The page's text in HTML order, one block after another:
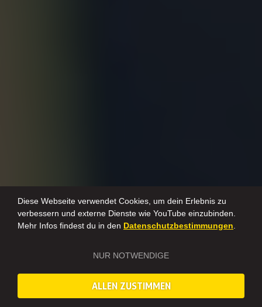
Diese Webseite verwendet Cookies, um dein Erlebnis zu
verbessern und externe Dienste wie YouTube einzubinden.
Mehr Infos findest du in den Datenschutzbestimmungen.
NUR NOTWENDIGE
ALLEN ZUSTIMMEN